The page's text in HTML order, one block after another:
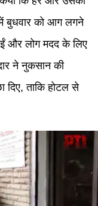
बुधवार को आग लगने
और लोग मदद के लिए
ने नुकसान की
दिए, ताकि होटल से